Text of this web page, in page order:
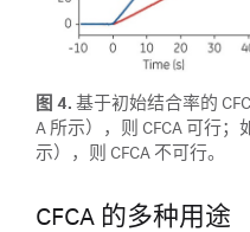
图 4. 基于初始结合率的
A 所示），则 CFCA 可行
示），则 CFCA 不可行。
CFCA 的多种用途